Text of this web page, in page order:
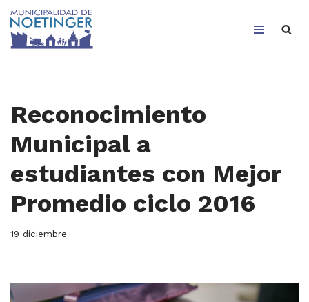
Saltar
Reconocimiento
Municipal a
estudiantes con Mejor
Promedio ciclo 2016
19 diciembre